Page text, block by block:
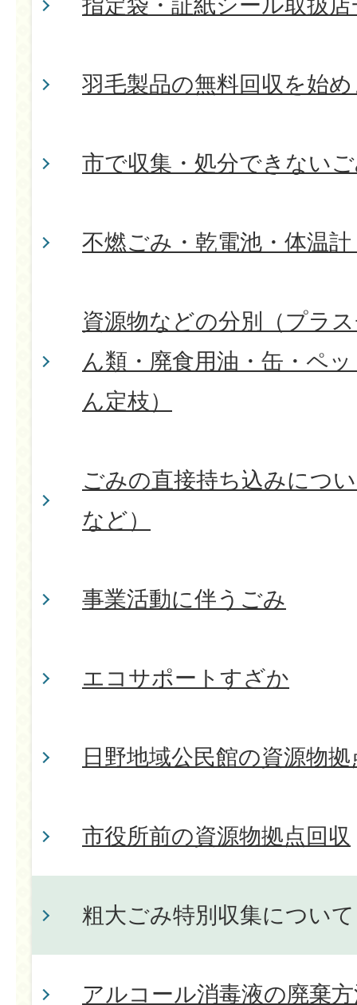
指定袋・証紙シール取扱店
羽毛製品の無料回収を始
市で収集・処分できない
不燃ごみ・乾電池・体温
資源物などの分別（プラ
ん類・廃食用油・缶・ペ
ん定枝）
ごみの直接持ち込みにつ
など）
事業活動に伴うごみ
エコサポートすざか
日野地域公民館の資源物
市役所前の資源物拠点回収
粗大ごみ特別収集について
アルコール消毒液の廃棄